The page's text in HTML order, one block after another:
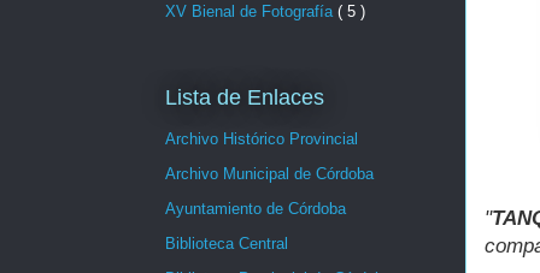
"
XV Bienal de Fotografía ( 5 )
Lista de Enlaces
Archivo Histórico Provincial
Archivo Municipal de Córdoba
Ayuntamiento de Córdoba
Biblioteca Central